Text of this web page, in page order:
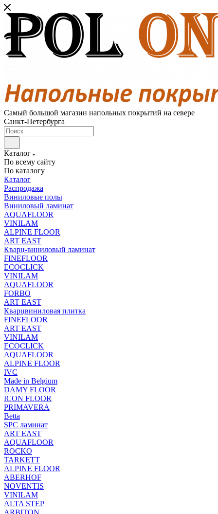
Самый большой магазин напольных покрытий на севере
Санкт-Петербурга
Каталог
По всему сайту
По каталогу
Каталог
Распродажа
Виниловые полы
Виниловый ламинат
AQUAFLOOR
VINILAM
ALPINE FLOOR
ART EAST
Кварц-виниловый ламинат
FINEFLOOR
ECOCLICK
VINILAM
AQUAFLOOR
FORBO
ART EAST
Кварцвиниловая плитка
FINEFLOOR
ART EAST
VINILAM
ECOCLICK
AQUAFLOOR
ALPINE FLOOR
IVC
Made in Belgium
DAMY FLOOR
ICON FLOOR
PRIMAVERA
Betta
SPC ламинат
ART EAST
AQUAFLOOR
ROCKO
TARKETT
ALPINE FLOOR
ABERHOF
NOVENTIS
VINILAM
ALTA STEP
ARBITON